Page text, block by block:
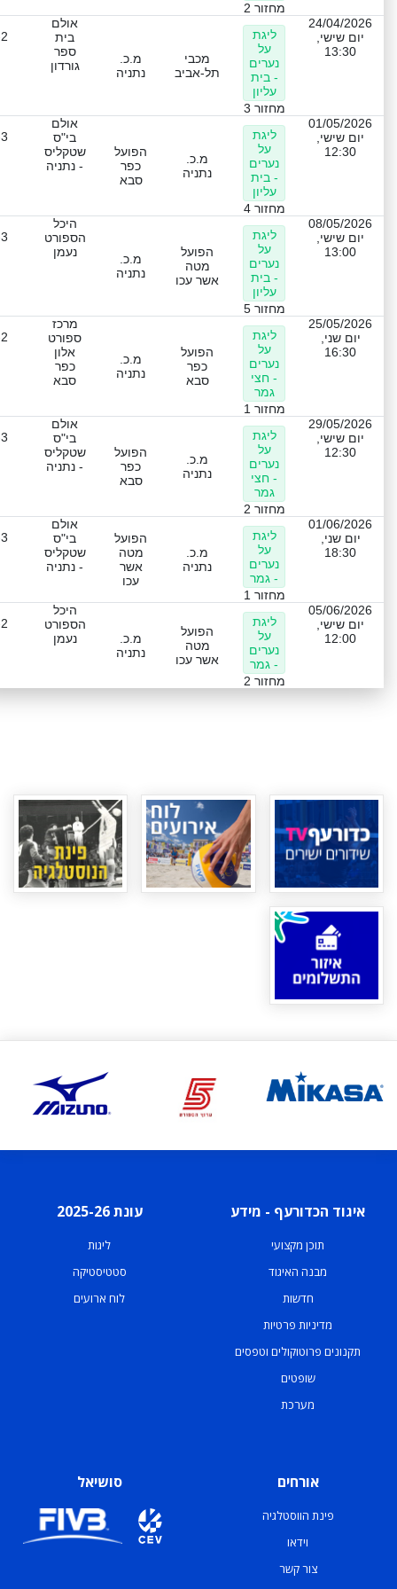
מחזור 2
24/04/2026
יום שישי,
13:30
ליגת
על
נערים
- בית
עליון
מחזור 3
מכבי
תל-אביב
מ.כ.
נתניה
אולם
בית
ספר
גורדון
01/05/2026
יום שישי,
12:30
ליגת
על
נערים
- בית
עליון
מחזור 4
מ.כ.
נתניה
הפועל
כפר
סבא
אולם
בי"ס
שטקליס
- נתניה
08/05/2026
יום שישי,
13:00
ליגת
על
נערים
- בית
עליון
מחזור 5
הפועל
מטה
אשר עכו
מ.כ.
נתניה
היכל
הספורט
נעמן
25/05/2026
יום שני,
16:30
ליגת
על
נערים
- חצי
גמר
מחזור 1
הפועל
כפר
סבא
מ.כ.
נתניה
מרכז
ספורט
אלון
כפר
סבא
29/05/2026
יום שישי,
12:30
ליגת
על
נערים
- חצי
גמר
מחזור 2
מ.כ.
נתניה
הפועל
כפר
סבא
אולם
בי"ס
שטקליס
- נתניה
01/06/2026
יום שני,
18:30
ליגת
על
נערים
- גמר
מחזור 1
מ.כ.
נתניה
הפועל
מטה
אשר
עכו
אולם
בי"ס
שטקליס
- נתניה
05/06/2026
יום שישי,
12:00
ליגת
על
נערים
- גמר
מחזור 2
הפועל
מטה
אשר עכו
מ.כ.
נתניה
היכל
הספורט
נעמן
איגוד הכדורעף - מידע
תוכן מקצועי
מבנה האיגוד
חדשות
מדיניות פרטיות
תקנונים פרוטוקולים וטפסים
שופטים
מערכת
עונת 2025-26
ליגות
סטטיסטיקה
לוח ארועים
אורחים
פינת הווסטלגיה
וידאו
צור קשר
סושיאל